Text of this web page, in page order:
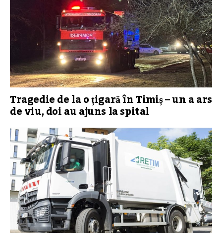
Tragedie de la o țigară în Timiș – un a ars
de viu, doi au ajuns la spital